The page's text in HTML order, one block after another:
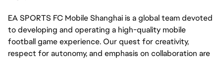
EA SPORTS FC Mobile Shanghai is a global team devoted
to developing and operating a high-quality mobile
football game experience. Our quest for creativity,
respect for autonomy, and emphasis on collaboration are